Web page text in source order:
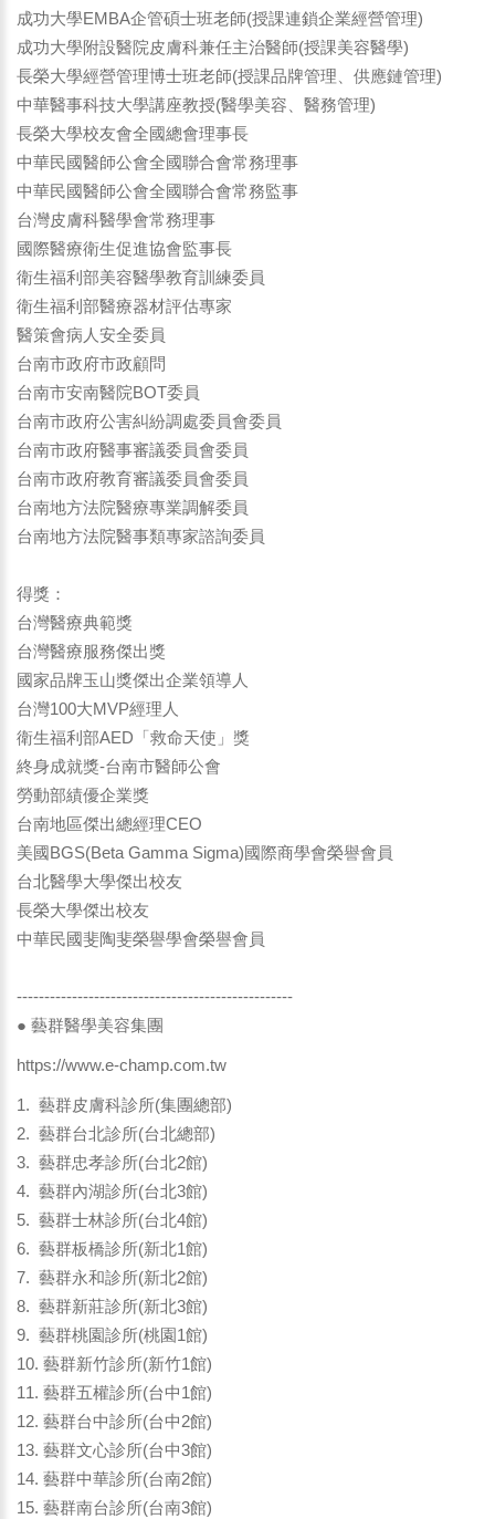
成功大學EMBA企管碩士班老師(授課連鎖企業經營管理)
成功大學附設醫院皮膚科兼任主治醫師(授課美容醫學)
長榮大學經營管理博士班老師(授課品牌管理、供應鏈管理)
中華醫事科技大學講座教授(醫學美容、醫務管理)
長榮大學校友會全國總會理事長
中華民國醫師公會全國聯合會常務理事
中華民國醫師公會全國聯合會常務監事
台灣皮膚科醫學會常務理事
國際醫療衛生促進協會監事長
衛生福利部美容醫學教育訓練委員
衛生福利部醫療器材評估專家
醫策會病人安全委員
台南市政府市政顧問
台南市安南醫院BOT委員
台南市政府公害糾紛調處委員會委員
台南市政府醫事審議委員會委員
台南市政府教育審議委員會委員
台南地方法院醫療專業調解委員
台南地方法院醫事類專家諮詢委員
得獎：
台灣醫療典範獎
台灣醫療服務傑出獎
國家品牌玉山獎傑出企業領導人
台灣100大MVP經理人
衛生福利部AED「救命天使」獎
終身成就獎-台南市醫師公會
勞動部績優企業獎
台南地區傑出總經理CEO
美國BGS(Beta Gamma Sigma)國際商學會榮譽會員
台北醫學大學傑出校友
長榮大學傑出校友
中華民國斐陶斐榮譽學會榮譽會員
--------------------------------------------------
● 藝群醫學美容集團
https://www.e-champ.com.tw
1. 藝群皮膚科診所(集團總部)
2. 藝群台北診所(台北總部)
3. 藝群忠孝診所(台北2館)
4. 藝群內湖診所(台北3館)
5. 藝群士林診所(台北4館)
6. 藝群板橋診所(新北1館)
7. 藝群永和診所(新北2館)
8. 藝群新莊診所(新北3館)
9. 藝群桃園診所(桃園1館)
10. 藝群新竹診所(新竹1館)
11. 藝群五權診所(台中1館)
12. 藝群台中診所(台中2館)
13. 藝群文心診所(台中3館)
14. 藝群中華診所(台南2館)
15. 藝群南台診所(台南3館)